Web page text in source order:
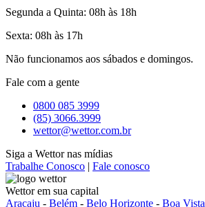
Segunda a Quinta: 08h às 18h
Sexta: 08h às 17h
Não funcionamos aos sábados e domingos.
Fale com a gente
0800 085 3999
(85) 3066.3999
wettor@wettor.com.br
Siga a Wettor nas mídias
Trabalhe Conosco | Fale conosco
Wettor em sua capital
Aracaju - Belém - Belo Horizonte - Boa Vista